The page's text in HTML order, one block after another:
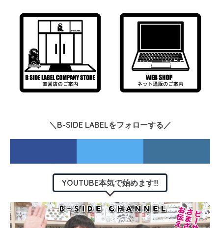
＼B-SIDE LABELをフォローする／
YOUTUBE本気で始めます‼︎